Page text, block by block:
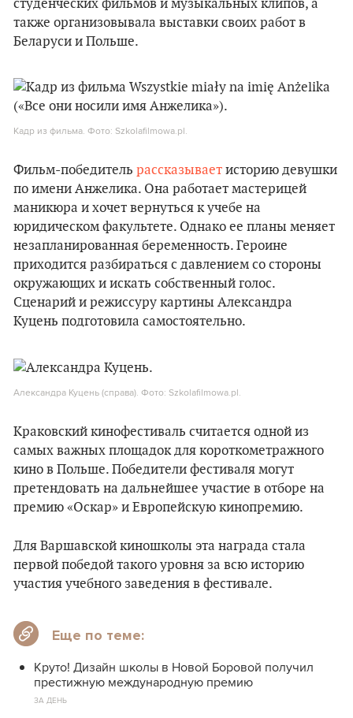
студенческих фильмов и музыкальных клипов, а
также организовывала выставки своих работ в
Беларуси и Польше.
Кадр из фильма. Фото: Szkolafilmowa.pl.
Фильм-победитель рассказывает историю девушки
по имени Анжелика. Она работает мастерицей
маникюра и хочет вернуться к учебе на
юридическом факультете. Однако ее планы меняет
незапланированная беременность. Героине
приходится разбираться с давлением со стороны
окружающих и искать собственный голос.
Сценарий и режиссуру картины Александра
Куцень подготовила самостоятельно.
Александра Куцень (справа). Фото: Szkolafilmowa.pl.
Краковский кинофестиваль считается одной из
самых важных площадок для короткометражного
кино в Польше. Победители фестиваля могут
претендовать на дальнейшее участие в отборе на
премию «Оскар» и Европейскую кинопремию.
Для Варшавской киношколы эта награда стала
первой победой такого уровня за всю историю
участия учебного заведения в фестивале.
Еще по теме:
Круто! Дизайн школы в Новой Боровой получил
престижную международную премию
ЗА ДЕНЬ